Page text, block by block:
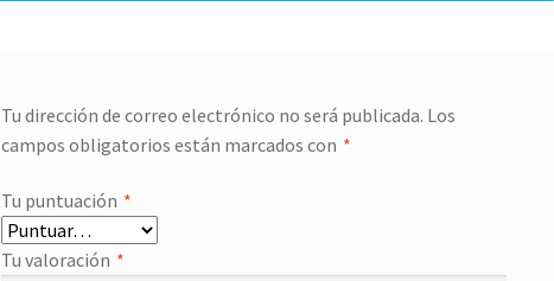
Tu dirección de correo electrónico no será publicada. Los
campos obligatorios están marcados con *
Tu puntuación *
Tu valoración *